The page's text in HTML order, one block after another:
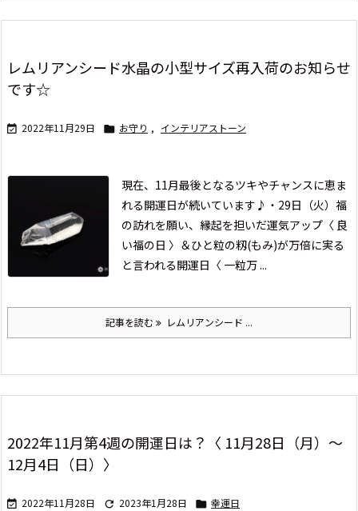
レムリアンシード水晶の小型サイズ再入荷のお知らせ
です☆
 2022年11月29日  お守り , インテリアストーン
現在、11月最後となるツキやチャンスに恵ま
れる開運日が続いています♪ ・29日（火）福
の訪れを願い、縁起を担いだ運気アップ〈 良
い福の日 〉 ＆ひと粒の籾(もみ)が万倍に実る
と言われる開運日〈 一粒万 ...
記事を読む レムリアンシード ...
2022年11月第4週の開運日は？〈 11月28日（月）～
12月4日（日）〉
 2022年11月28日  2023年1月28日  幸運日